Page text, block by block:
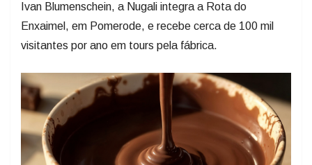
Ivan Blumenschein, a Nugali integra a Rota do
Enxaimel, em Pomerode, e recebe cerca de 100 mil
visitantes por ano em tours pela fábrica.